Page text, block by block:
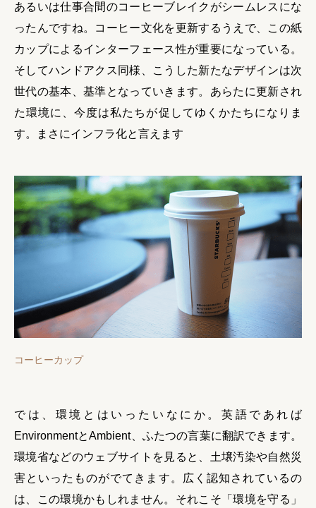
あるいは仕事合間のコーヒーブレイクがシームレスにな
ったんですね。コーヒー文化を更新するうえで、この紙
カップによるインターフェース性が重要になっている。
そしてハンドアクス同様、こうした新たなデザインは次
世代の基本、基準となっていきます。あらたに更新され
た環境に、今度は私たちが促してゆくかたちになりま
す。まさにインフラ化と言えます
コーヒーカップ
では、環境とはいったいなにか。英語であれば
EnvironmentとAmbient、ふたつの言葉に翻訳できます。
環境省などのウェブサイトを見ると、土壌汚染や自然災
害といったものがでてきます。広く認知されているの
は、この環境かもしれません。それこそ「環境を守る」